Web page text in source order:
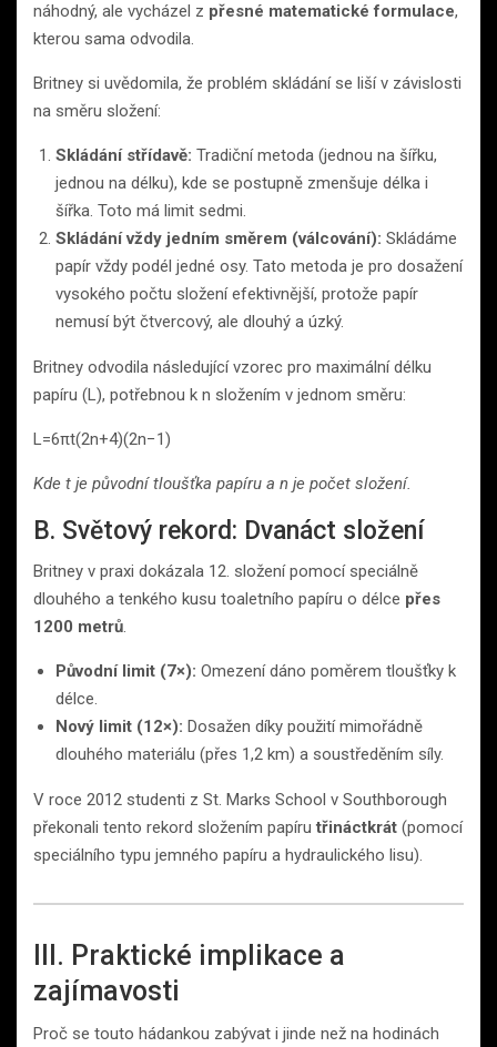
náhodný, ale vycházel z přesné matematické formulace,
kterou sama odvodila.
Britney si uvědomila, že problém skládání se liší v závislosti
na směru složení:
Skládání střídavě: Tradiční metoda (jednou na šířku,
jednou na délku), kde se postupně zmenšuje délka i
šířka. Toto má limit sedmi.
Skládání vždy jedním směrem (válcování): Skládáme
papír vždy podél jedné osy. Tato metoda je pro dosažení
vysokého počtu složení efektivnější, protože papír
nemusí být čtvercový, ale dlouhý a úzký.
Britney odvodila následující vzorec pro maximální délku
papíru (L), potřebnou k n složením v jednom směru:
L=6πt​(2n+4)(2n−1)
Kde t je původní tloušťka papíru a n je počet složení.
B. Světový rekord: Dvanáct složení
Britney v praxi dokázala 12. složení pomocí speciálně
dlouhého a tenkého kusu toaletního papíru o délce přes
1200 metrů.
Původní limit (7×): Omezení dáno poměrem tloušťky k
délce.
Nový limit (12×): Dosažen díky použití mimořádně
dlouhého materiálu (přes 1,2 km) a soustředěním síly.
V roce 2012 studenti z St. Marks School v Southborough
překonali tento rekord složením papírutřináctkrát (pomocí
speciálního typu jemného papíru a hydraulického lisu).
III. Praktické implikace a
zajímavosti
Proč se touto hádankou zabývat i jinde než na hodinách